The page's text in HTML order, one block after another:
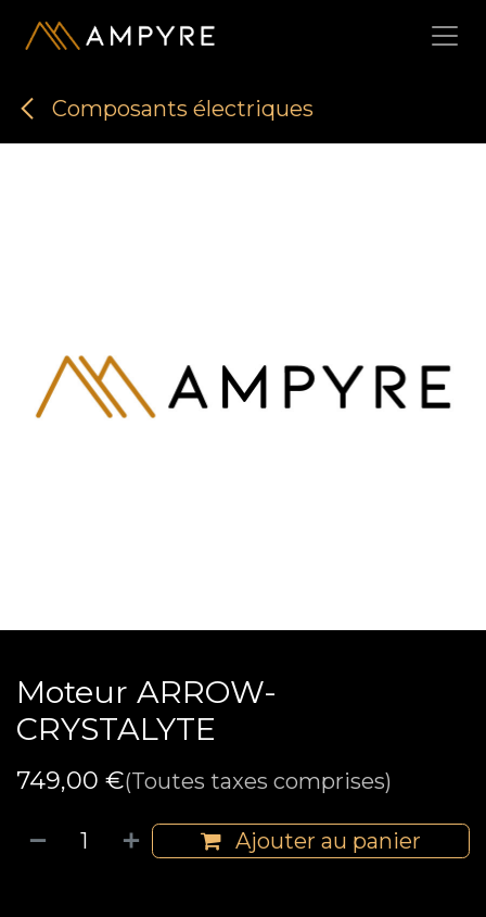
Se rendre au contenu
Composants électriques
Moteur ARROW-
CRYSTALYTE
749,00 €(Toutes taxes comprises)
Ajouter au panier